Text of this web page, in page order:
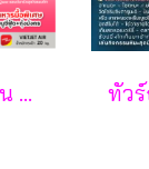
ซุปตาร์... เติมรักให้หวาน กลางเกาะฟูก๊วก 3 วัน 2 คืน - VZ